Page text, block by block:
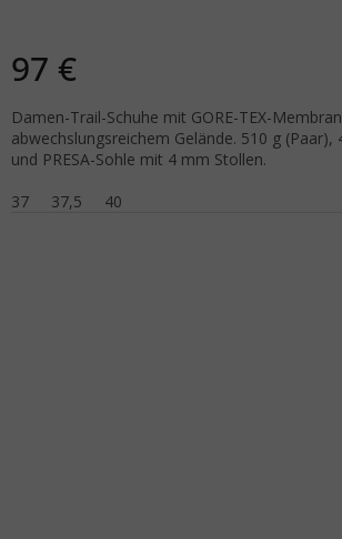
97 €
Damen-Trail-Schuhe mit GORE-TEX-
abwechslungsreichem Gelände. 510 g (Paar),
und PRESA-Sohle mit 4 mm Stollen.
37
37,5 40